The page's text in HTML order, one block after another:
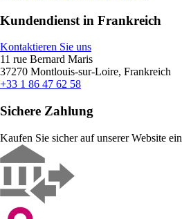
Kundendienst in Frankreich
Kontaktieren Sie uns
11 rue Bernard Maris
37270 Montlouis-sur-Loire, Frankreich
+33 1 86 47 62 58
Sichere Zahlung
Kaufen Sie sicher auf unserer Website ein